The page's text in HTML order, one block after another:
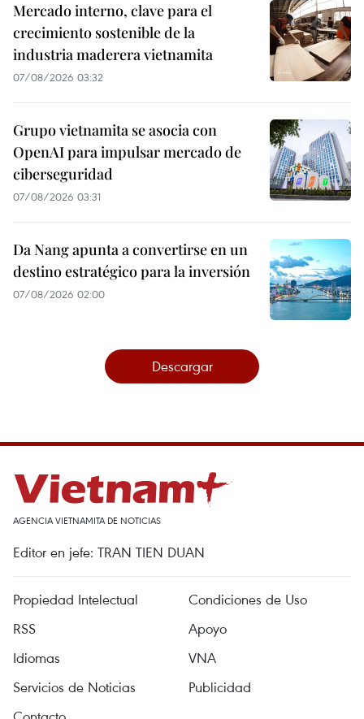
Mercado interno, clave para el
crecimiento sostenible de la
industria maderera vietnamita
07/08/2026 03:32
Grupo vietnamita se asocia con
OpenAI para impulsar mercado de
ciberseguridad
07/08/2026 03:31
Da Nang apunta a convertirse en un
destino estratégico para la inversión
07/08/2026 02:00
Descargar
AGENCIA VIETNAMITA DE NOTICIAS
Editor en jefe: TRAN TIEN DUAN
Propiedad Intelectual
Condiciones de Uso
RSS
Apoyo
Idiomas
VNA
Servicios de Noticias
Publicidad